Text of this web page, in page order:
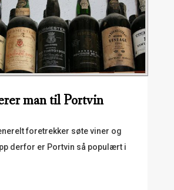
man til Portvin
foretrekker søte viner og
derfor er Portvin så populært i